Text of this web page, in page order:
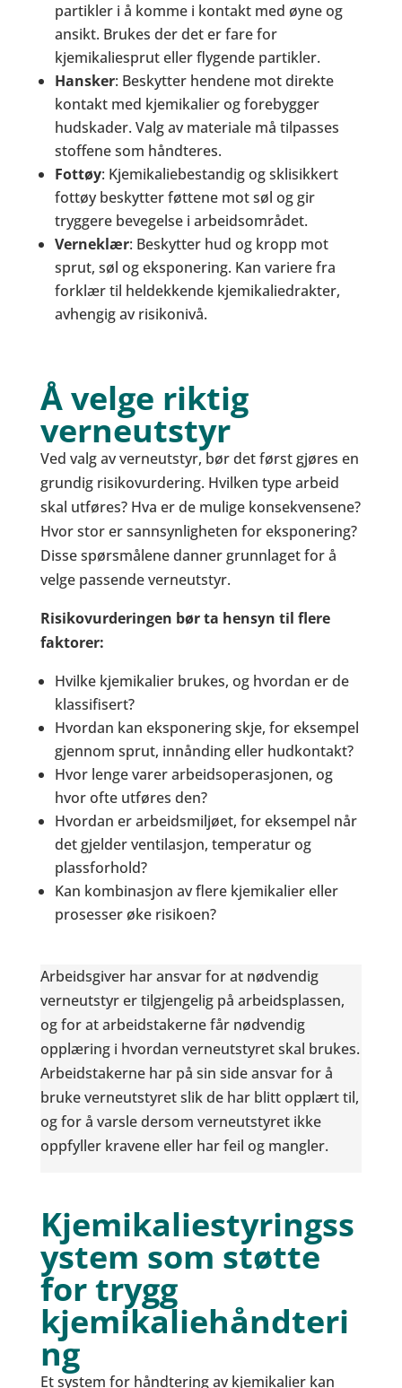
partikler i å komme i kontakt med øyne og
ansikt. Brukes der det er fare for
kjemikaliesprut eller flygende partikler.
Hansker: Beskytter hendene mot direkte
kontakt med kjemikalier og forebygger
hudskader. Valg av materiale må tilpasses
stoffene som håndteres.
Fottøy: Kjemikaliebestandig og sklisikkert
fottøy beskytter føttene mot søl og gir
tryggere bevegelse i arbeidsområdet.
Verneklær: Beskytter hud og kropp mot
sprut, søl og eksponering. Kan variere fra
forklær til heldekkende kjemikaliedrakter,
avhengig av risikonivå.
Å velge riktig
verneutstyr
Ved valg av verneutstyr, bør det først gjøres en
grundig risikovurdering. Hvilken type arbeid
skal utføres? Hva er de mulige konsekvensene?
Hvor stor er sannsynligheten for eksponering?
Disse spørsmålene danner grunnlaget for å
velge passende verneutstyr.
Risikovurderingen bør ta hensyn til flere
faktorer:
Hvilke kjemikalier brukes, og hvordan er de
klassifisert?
Hvordan kan eksponering skje, for eksempel
gjennom sprut, innånding eller hudkontakt?
Hvor lenge varer arbeidsoperasjonen, og
hvor ofte utføres den?
Hvordan er arbeidsmiljøet, for eksempel når
det gjelder ventilasjon, temperatur og
plassforhold?
Kan kombinasjon av flere kjemikalier eller
prosesser øke risikoen?
Arbeidsgiver har ansvar for at nødvendig
verneutstyr er tilgjengelig på arbeidsplassen,
og for at arbeidstakerne får nødvendig
opplæring i hvordan verneutstyret skal brukes.
Arbeidstakerne har på sin side ansvar for å
bruke verneutstyret slik de har blitt opplært til,
og for å varsle dersom verneutstyret ikke
oppfyller kravene eller har feil og mangler.
Kjemikaliestyringss
ystem som støtte
for trygg
kjemikaliehåndteri
ng
Et system for håndtering av kjemikalier kan